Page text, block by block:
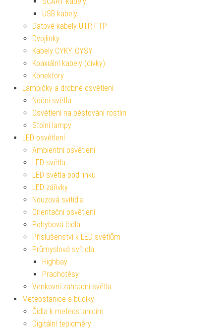
USB kabely
Datové kabely UTP, FTP
Dvojlinky
Kabely CYKY, CYSY
Koaxiální kabely (cívky)
Konektory
Lampičky a drobné osvětlení
Noční světla
Osvětlení na pěstování rostlin
Stolní lampy
LED osvětlení
Ambientní osvětlení
LED světla
LED světla pod linku
LED zářivky
Nouzová svítidla
Orientační osvětlení
Pohybová čidla
Příslušenství k LED světlům
Průmyslová svítidla
Highbay
Prachotěsy
Venkovní zahradní světla
Meteostanice a budíky
Čidla k meteostanicím
Digitální teploměry